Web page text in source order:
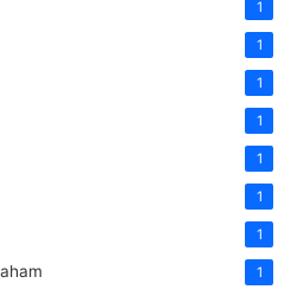
1
1
1
1
1
1
1
1